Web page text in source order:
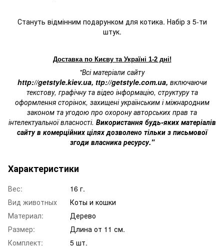
Стануть відмінним подарунком для котика. Набір з 5-ти
штук.
Доставка по Києву та Україні 1-2 дні!
"Всі матеріали сайту
http://getstyle.kiev.ua, ttp://getstyle.com.ua, включаючи
текстову, графічну та відео інформацію, структуру та
оформлення сторінок, захищені українським і міжнародним
законом та угодою про охорону авторських прав та
інтелектуальної власності. Використання будь-яких матеріалів
сайту в комерційних цілях дозволено тільки з письмової
згоди власника ресурсу."
Характеристики
Вес:
16 г.
Вид животных
Коты и кошки
Материал:
Дерево
Размер:
Длина от 11 см.
Комплект:
5 шт.